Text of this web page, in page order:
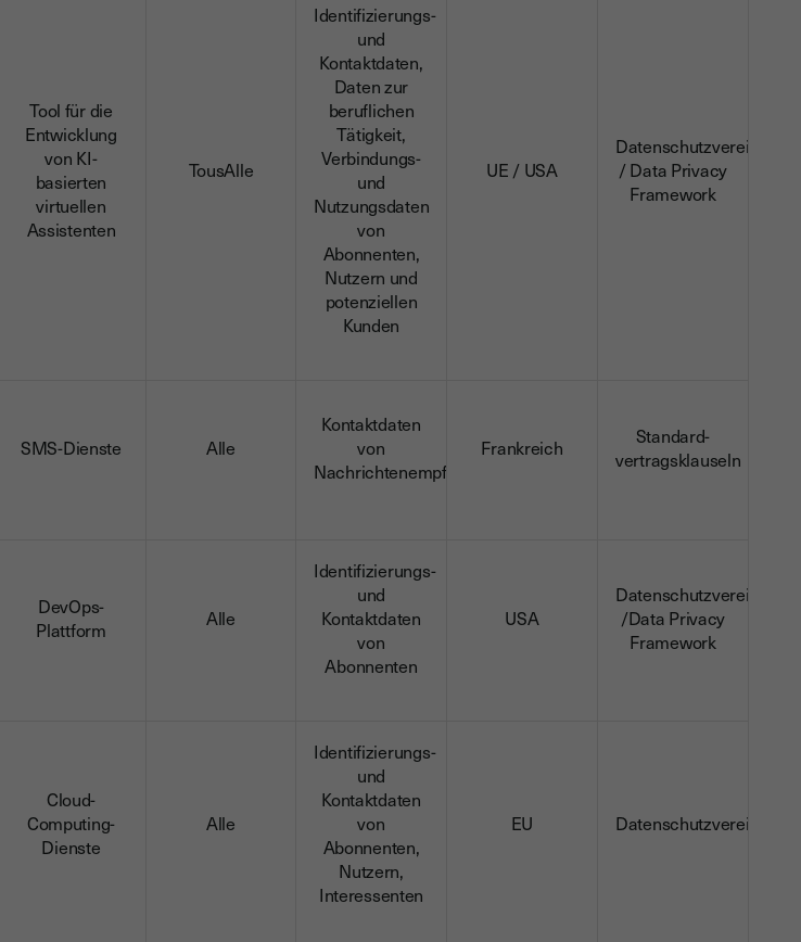
Tool für die
Entwicklung
von KI-
basierten
virtuellen
Assistenten
TousAlle
Identifizierungs-
und
Kontaktdaten,
Daten zur
beruflichen
Tätigkeit,
Verbindungs-
und
Nutzungsdaten
von
Abonnenten,
Nutzern und
potenziellen
Kunden
UE / USA
/ Data Privacy
Framework
SMS-Dienste Alle
Kontaktdaten
von
Nachrichtenempfängern
Frankreich
Standard-
vertragsklauseln
DevOps-
Plattform
Alle
Identifizierungs-
und
Kontaktdaten
von
Abonnenten
USA
/Data Privacy
Framework
Cloud-
Computing-
Dienste
Alle
Identifizierungs-
und
Kontaktdaten
von
Abonnenten,
Nutzern,
Interessenten
EU